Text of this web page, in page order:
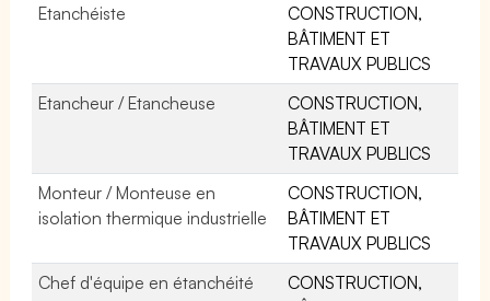
Etanchéiste
CONSTRUCTION,
BÂTIMENT ET
TRAVAUX PUBLICS
Etancheur / Etancheuse
CONSTRUCTION,
BÂTIMENT ET
TRAVAUX PUBLICS
Monteur / Monteuse en
isolation thermique industrielle
CONSTRUCTION,
BÂTIMENT ET
TRAVAUX PUBLICS
Chef d'équipe en étanchéité
CONSTRUCTION,